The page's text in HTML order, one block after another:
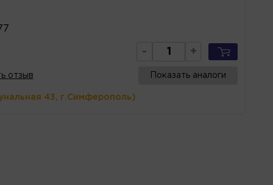
- +
отзыв Показать аналоги
43, г.Симферополь)